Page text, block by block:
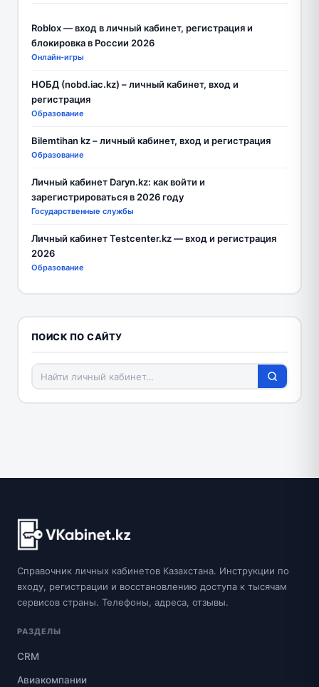
Roblox — вход в личный кабинет, регистрация и
блокировка в России 2026
Онлайн-игры
НОБД (nobd.iac.kz) – личный кабинет, вход и
регистрация
Образование
Bilemtihan kz – личный кабинет, вход и регистрация
Образование
Личный кабинет Daryn.kz: как войти и
зарегистрироваться в 2026 году
Государственные службы
Личный кабинет Testcenter.kz — вход и регистрация
2026
Образование
ПОИСК ПО САЙТУ
Справочник личных кабинетов Казахстана. Инструкции по
входу, регистрации и восстановлению доступа к тысячам
сервисов страны. Телефоны, адреса, отзывы.
РАЗДЕЛЫ
CRM
Авиакомпании